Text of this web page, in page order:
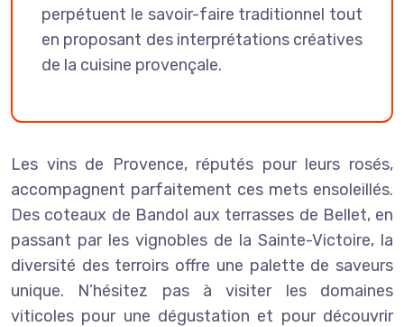
perpétuent le savoir-faire traditionnel tout
en proposant des interprétations créatives
de la cuisine provençale.
Les vins de Provence, réputés pour leurs rosés,
accompagnent parfaitement ces mets ensoleillés.
Des coteaux de Bandol aux terrasses de Bellet, en
passant par les vignobles de la Sainte-Victoire, la
diversité des terroirs offre une palette de saveurs
unique. N’hésitez pas à visiter les domaines
viticoles pour une dégustation et pour découvrir